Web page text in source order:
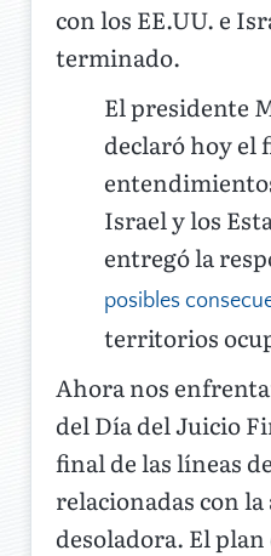
con los EE.UU. e
terminado.
El presidente
declaró hoy el
Israel y los
entregó la
posibles
territorios
Ahora nos
del Día del Juicio
final de las líneas
relacionadas con
desoladora. El